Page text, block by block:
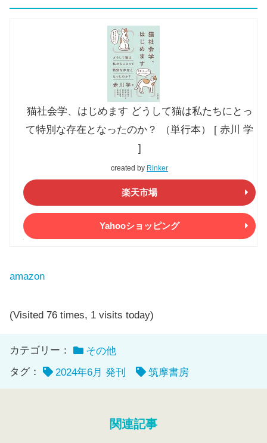
猫社会学、はじめます どうして猫は私たちにとっ
て特別な存在となったのか？ （単行本） [ 赤川 学
]
created by Rinker
楽天市場
Yahooショッピング
amazon
(Visited 76 times, 1 visits today)
カテゴリー：
その他
タグ：
2024年6月 発刊 筑摩書房
関連記事